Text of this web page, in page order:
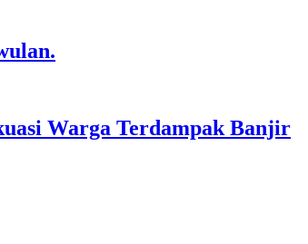
Warga Terdampak Banjir